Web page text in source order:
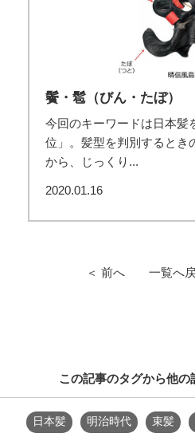
鬢・髱（びん・たぼ）
今回のキーワードは日本髪
位」。髪型を判別するとき
から、じっくり...
2020.01.16
＜ 前へ 一覧へ
この記事のタグから他
日本髪 明治時代 束髪